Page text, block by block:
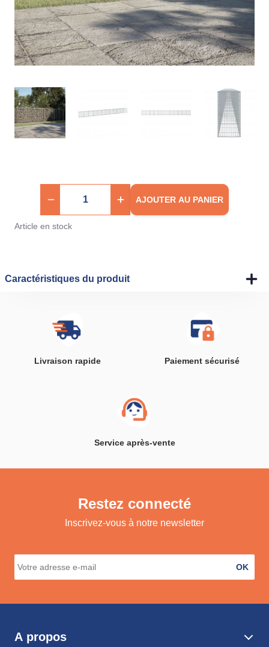
AJOUTER AU PANIER
Article en stock
Caractéristiques du produit
Livraison rapide Paiement sécurisé
Service après-vente
Restez connecté
Inscrivez-vous à notre newsletter
OK
A propos